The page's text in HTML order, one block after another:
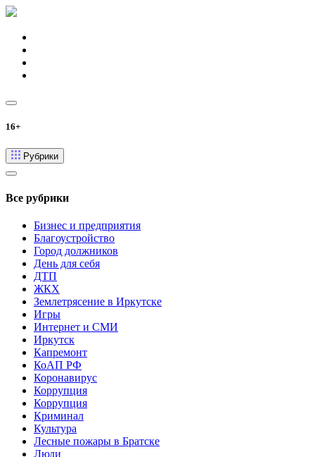
16+
Рубрики
Все рубрики
Бизнес и предприятия
Благоустройство
Город должников
День для себя
ДТП
ЖКХ
Землетрясение в Иркутске
Игры
Интернет и СМИ
Иркутск
Капремонт
КоАП РФ
Коронавирус
Коррупция
Коррупция
Криминал
Культура
Лесные пожары в Братске
Люди